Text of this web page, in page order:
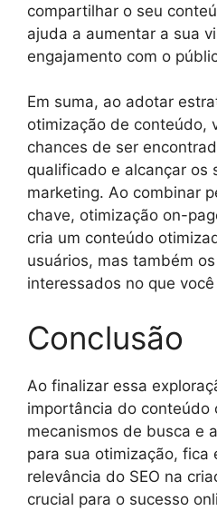
compartilhar o seu
ajuda a aumentar a sua
engajamento com o
Em suma, ao adotar
otimização de conteúdo,
chances de ser
qualificado e alcançar os
marketing. Ao combinar
chave, otimização on-
cria um conteúdo
usuários, mas também
interessados no que
Conclusão
Ao finalizar essa
importância do conteúdo
mecanismos de busca e
para sua otimização, fica
relevância do SEO na
crucial para o sucesso